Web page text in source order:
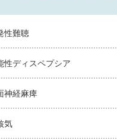
性難聴
性ディスペプシア
神経麻痺
気